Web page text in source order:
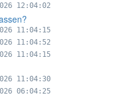
12:04:02
11:04:15
11:04:52
11:04:15
11:04:30
06:04:25